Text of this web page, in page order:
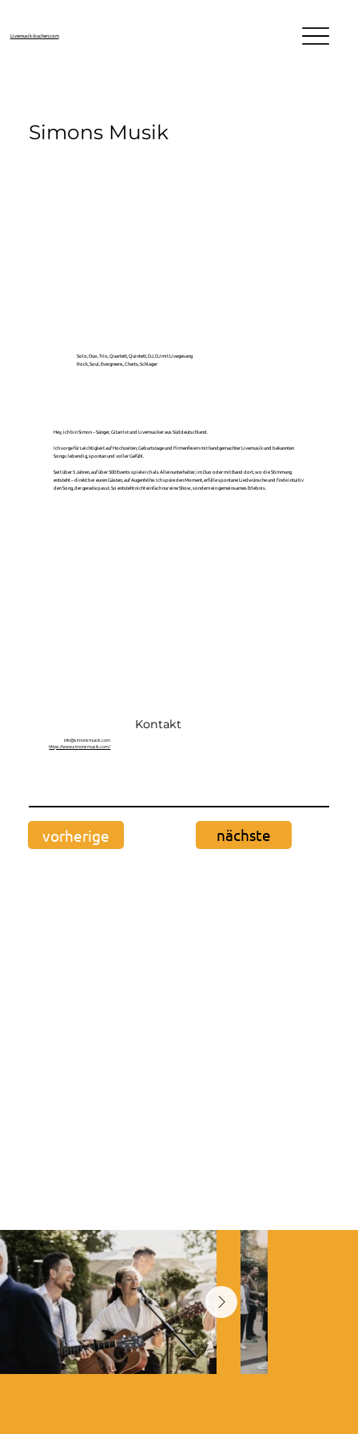
Livemusik-buchen.com
Simons Musik
Solo, Duo, Trio, Quartett, Quintett, DJ, DJ mit Livegesang
Rock, Soul, Evergreens, Charts, Schlager
Hey, ich bin Simon – Sänger, Gitarrist und Livemusiker aus Süddeutschland.
Ich sorge für Leichtigkeit auf Hochzeiten, Geburtstage und Firmenfeiern mit handgemachter Livemusik und bekannten
Songs: lebendig, spontan und voller Gefühl.
Seit über 5 Jahren, auf über 500 Events spiele ich als Alleinunterhalter, im Duo oder mit Band dort, wo die Stimmung
entsteht – direkt bei euren Gästen, auf Augenhöhe. Ich spüre den Moment, erfülle spontane Liedwünsche und finde intuitiv
den Song, der gerade passt. So entsteht nicht einfach nur eine Show, sondern ein gemeinsames Erlebnis.
Kontakt
info@simonsmusik.com
https://www.simonsmusik.com/
vorherige nächste